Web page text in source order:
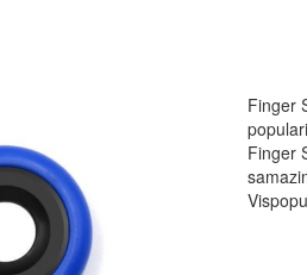
Finger
Finger